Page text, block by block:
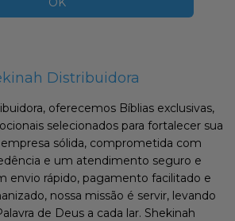
Distribuidora
oferecemos Bíblias exclusivas,
selecionados para fortalecer sua
sólida, comprometida com
e um atendimento seguro e
envio rápido, pagamento facilitado e
nossa missão é servir, levando
de Deus a cada lar. Shekinah